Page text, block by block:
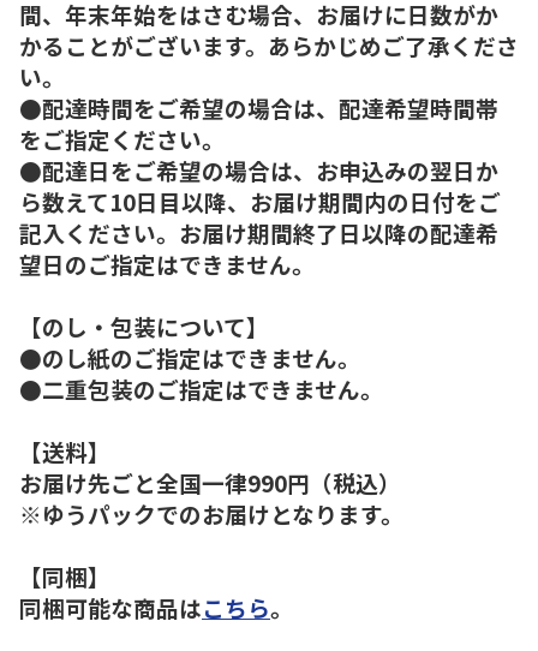
間、年末年始をはさむ場合、お届けに日数がか
かることがございます。あらかじめご了承くださ
い。
●配達時間をご希望の場合は、配達希望時間帯
をご指定ください。
●配達日をご希望の場合は、お申込みの翌日か
ら数えて10日目以降、お届け期間内の日付をご
記入ください。お届け期間終了日以降の配達希
望日のご指定はできません。
【のし・包装について】
●のし紙のご指定はできません。
●二重包装のご指定はできません。
【送料】
お届け先ごと全国一律990円（税込）
※ゆうパックでのお届けとなります。
【同梱】
同梱可能な商品はこちら。